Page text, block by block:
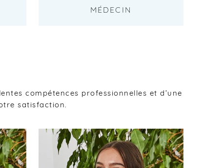
MÉDECIN
compétences professionnelles et d’une
satisfaction.